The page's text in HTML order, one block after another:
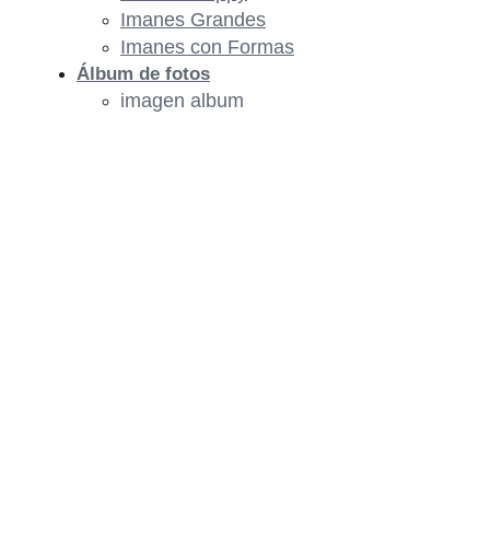
Imanes Grandes
Imanes con Formas
Álbum de fotos
imagen album